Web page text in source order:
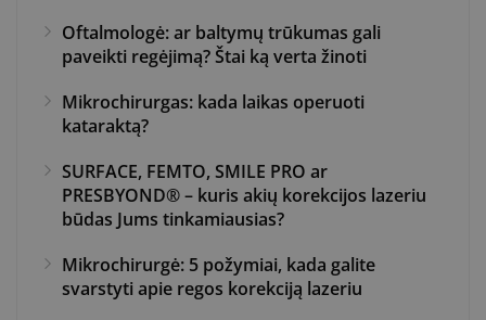
Oftalmologė: ar baltymų trūkumas gali
paveikti regėjimą? Štai ką verta žinoti
Mikrochirurgas: kada laikas operuoti
kataraktą?
SURFACE, FEMTO, SMILE PRO ar
PRESBYOND® – kuris akių korekcijos lazeriu
būdas Jums tinkamiausias?
Mikrochirurgė: 5 požymiai, kada galite
svarstyti apie regos korekciją lazeriu